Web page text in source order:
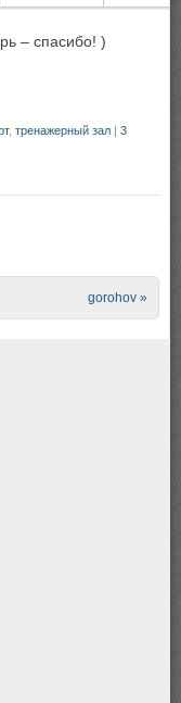
– спасибо! )
, тренажерный зал | 3
gorohov »